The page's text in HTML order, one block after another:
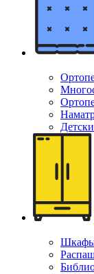
Шкафы